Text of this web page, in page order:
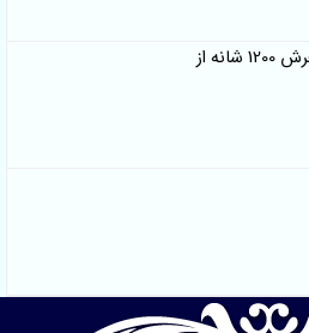
خرید مستقیم فرش 1200 شانه از